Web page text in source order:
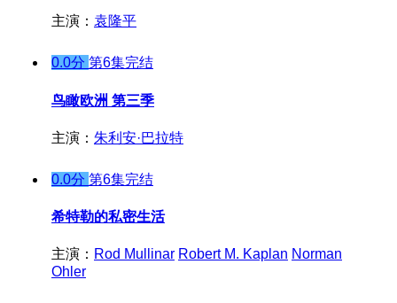
主演： 袁隆平
0.0分 第6集完结
鸟瞰欧洲 第三季
主演： 朱利安·巴拉特
0.0分 第6集完结
希特勒的私密生活
主演： Rod Mullinar Robert M. Kaplan Norman
Ohler